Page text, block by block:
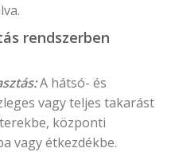
rendszerben
A hátsó- és
vagy teljes takarást
központi
vagy étkezdékbe.